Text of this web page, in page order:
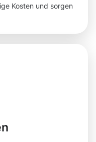
Kosten und sorgen